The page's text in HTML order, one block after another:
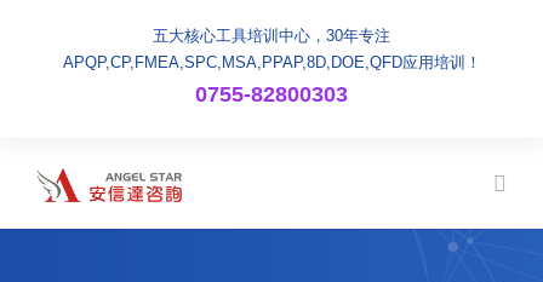
五大核心工具培训中心，30年专注
APQP,CP,FMEA,SPC,MSA,PPAP,8D,DOE,QFD应用培训！
0755-82800303